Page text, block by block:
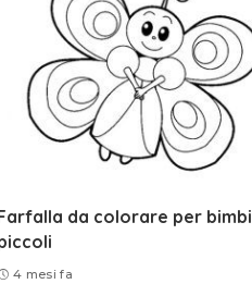
da colorare per bimbi
4 mesi fa